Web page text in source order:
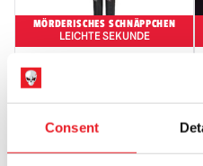
Consent
MÖRDERISCHES SCHNÄPPCHEN
LEICHTE SEKUNDE
Nussknacker (Spirit Halloween)
(LEICHTER MANGEL)
Preis
IN DEN WARENKORB LEGEN